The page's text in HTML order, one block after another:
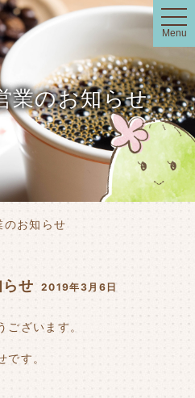
t
o
g
g
l
e
n
a
v
i
g
a
t
i
o
n
Menu
業のお知らせ
のお知らせ
せ 2019年3月6日
ございます。
す。